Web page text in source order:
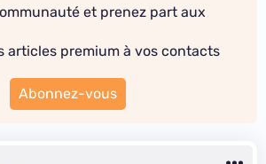
et prenez part aux
articles premium à vos contacts
Abonnez-vous